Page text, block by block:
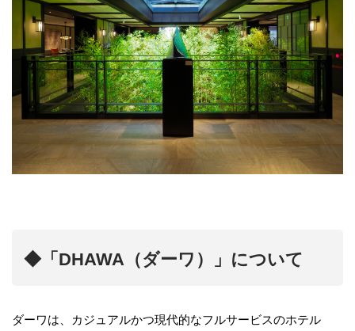
◆「DHAWA（ダーワ）」について
ダーワは、カジュアルかつ現代的なフルサービスのホテル